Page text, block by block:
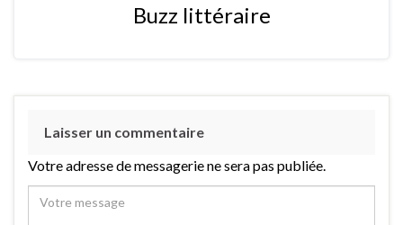
Buzz littéraire
Laisser un commentaire
Votre adresse de messagerie ne sera pas publiée.